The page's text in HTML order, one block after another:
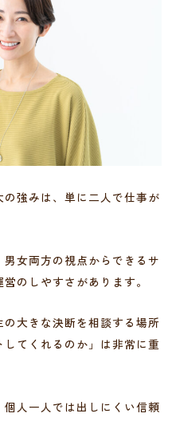
強みは、単に二人で仕事が
女両方の視点からできるサ
のしやすさがあります。
大きな決断を相談する場所
てくれるのか」は非常に重
人一人では出しにくい信頼